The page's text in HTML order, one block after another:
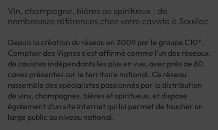
Vin, champagne, bières ou spiritueux : de
nombreuses références chez votre caviste à Souillac
Depuis la création du réseau en 2009 par le groupe C10*,
Comptoir des Vignes s'est affirmé comme l’un des réseaux
de cavistes indépendants les plus en vue, avec près de 60
caves présentes sur le territoire national. Ce réseau
rassemble des spécialistes passionnés par la distribution
de vins, champagnes, bières et spiritueux, et dispose
également d’un site internet qui lui permet de toucher un
large public au niveau national.